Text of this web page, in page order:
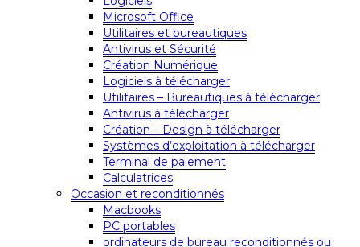
Microsoft Office
Utilitaires et bureautiques
Antivirus et Sécurité
Création Numérique
Logiciels à télécharger
Utilitaires – Bureautiques à télécharger
Antivirus à télécharger
Création – Design à télécharger
Systèmes d’exploitation à télécharger
Terminal de paiement
Calculatrices
Occasion et reconditionnés
Macbooks
PC portables
ordinateurs de bureau reconditionnés ou